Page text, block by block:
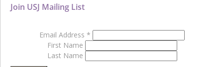
Join USJ Mailing List
Email Address *
First Name
Last Name